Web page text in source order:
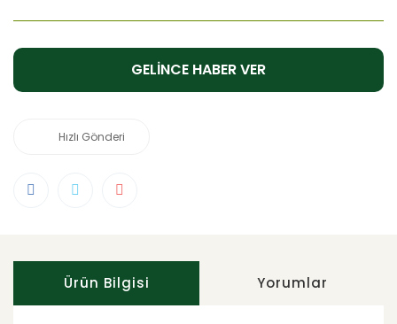
GELİNCE HABER VER
Hızlı Gönderi
Ürün Bilgisi Yorumlar